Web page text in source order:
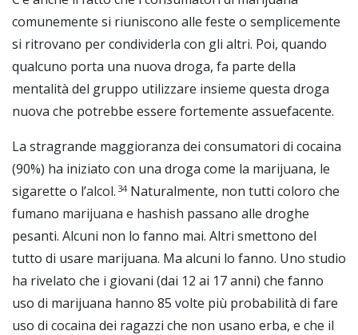
comunemente si riuniscono alle feste o semplicemente
si ritrovano per condividerla con gli altri. Poi, quando
qualcuno porta una nuova droga, fa parte della
mentalità del gruppo utilizzare insieme questa droga
nuova che potrebbe essere fortemente assuefacente.
La stragrande maggioranza dei consumatori di cocaina
(90%) ha iniziato con una droga come la marijuana, le
sigarette o l’alcol. 34Naturalmente, non tutti coloro che
fumano marijuana e hashish passano alle droghe
pesanti. Alcuni non lo fanno mai. Altri smettono del
tutto di usare marijuana. Ma alcuni lo fanno. Uno studio
ha rivelato che i giovani (dai 12 ai 17 anni) che fanno
uso di marijuana hanno 85 volte più probabilità di fare
uso di cocaina dei ragazzi che non usano erba, e che il